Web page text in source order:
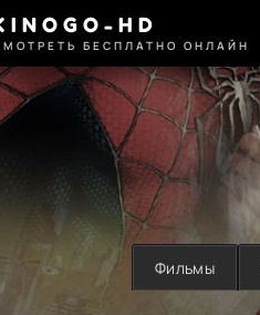
HD
БЕСПЛАТНО ОНЛАЙН
Фильмы